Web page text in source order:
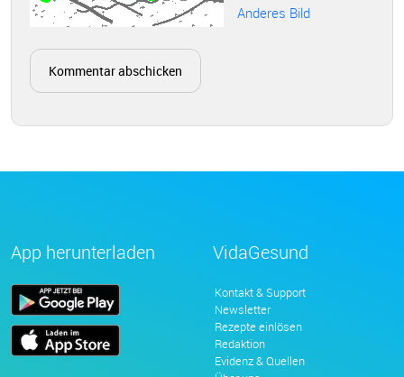
Anderes Bild
App herunterladen VidaGesund
Kontakt & Support
Newsletter
Rezepte einlösen
Redaktion
Evidenz & Quellen